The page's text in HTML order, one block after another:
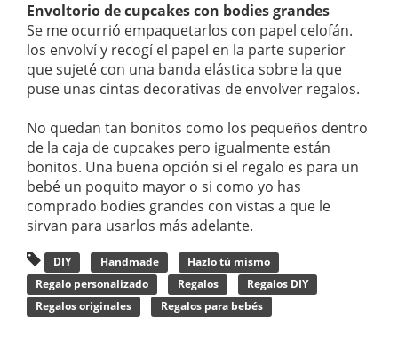
Envoltorio de cupcakes con bodies grandes
Se me ocurrió empaquetarlos con papel celofán.
los envolví y recogí el papel en la parte superior
que sujeté con una banda elástica sobre la que
puse unas cintas decorativas de envolver regalos.
No quedan tan bonitos como los pequeños dentro
de la caja de cupcakes pero igualmente están
bonitos. Una buena opción si el regalo es para un
bebé un poquito mayor o si como yo has
comprado bodies grandes con vistas a que le
sirvan para usarlos más adelante.
DIY Handmade
Hazlo tú mismo
Regalo personalizado
Regalos
Regalos DIY
Regalos originales
Regalos para bebés